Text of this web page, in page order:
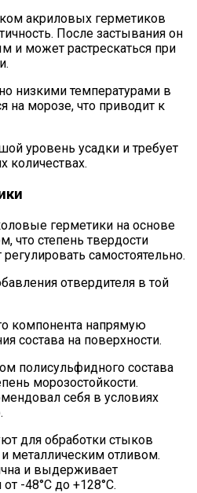
акриловых герметиков
После застывания он
и может растрескаться при
низкими температурами в
на морозе, что приводит к
уровень усадки и требует
количествах.
герметики на основе
что степень твердости
самостоятельно.
отвердителя в той
компонента напрямую
состава на поверхности.
полисульфидного состава
морозостойкости.
себя в условиях
для обработки стыков
металлическим отливом.
и выдерживает
-48°С до +128°С.